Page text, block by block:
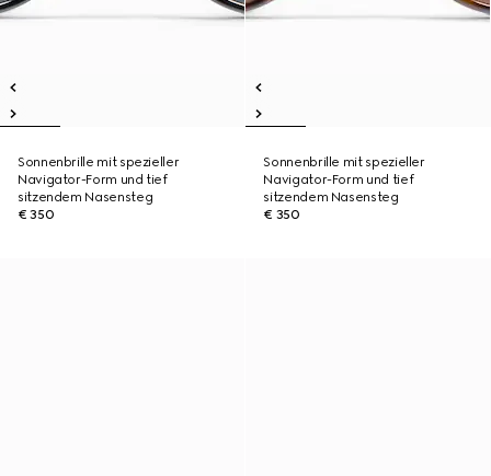
Sonnenbrille mit spezieller
Navigator-Form und tief
sitzendem Nasensteg
€ 350
Sonnenbrille mit spezieller
Navigator-Form und tief
sitzendem Nasensteg
€ 350